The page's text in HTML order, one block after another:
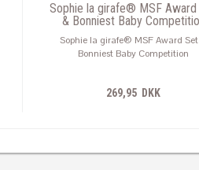
Sophie la girafe® MSF
& Bonniest Baby
Sophie la girafe® MSF Award
Bonniest Baby Competition
269,95 DKK